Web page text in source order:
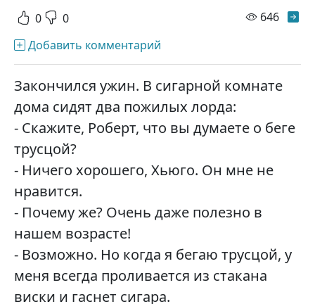
0 0 646
Добавить комментарий
Закончился ужин. В сигарной комнате
дома сидят два пожилых лорда:
- Скажите, Роберт, что вы думаете о беге
трусцой?
- Ничего хорошего, Хьюго. Он мне не
нравится.
- Почему же? Очень даже полезно в
нашем возрасте!
- Возможно. Но когда я бегаю трусцой, у
меня всегда проливается из стакана
виски и гаснет сигара.